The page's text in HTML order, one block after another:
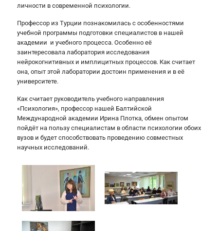
личности в современной психологии.
Профессор из Турции познакомилась с особенностями
учебной программы подготовки специалистов в нашей
академии и учебного процесса. Особенно её
заинтересовала лаборатория исследования
нейрокогнитивных и имплицитных процессов. Как считает
она, опыт этой лаборатории достоин применения и в её
университете.
Как считает руководитель учебного направления
«Психология», профессор нашей Балтийской
Международной академии Ирина Плотка, обмен опытом
пойдёт на пользу специалистам в области психологии обоих
вузов и будет способствовать проведению совместных
научных исследований.